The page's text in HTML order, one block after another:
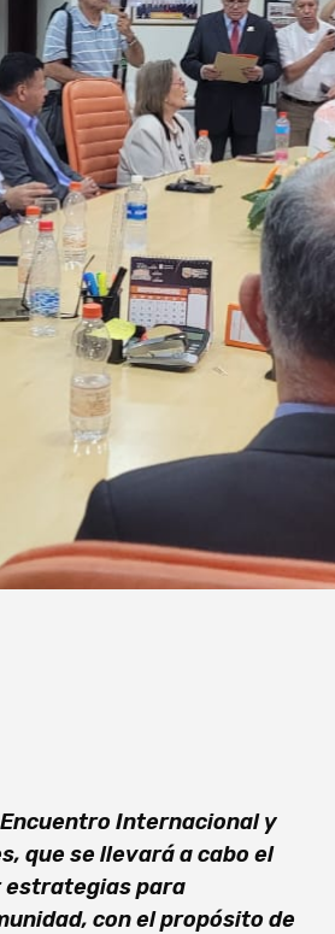
Internacional y
que se llevará a cabo el
estrategias para
con el propósito de